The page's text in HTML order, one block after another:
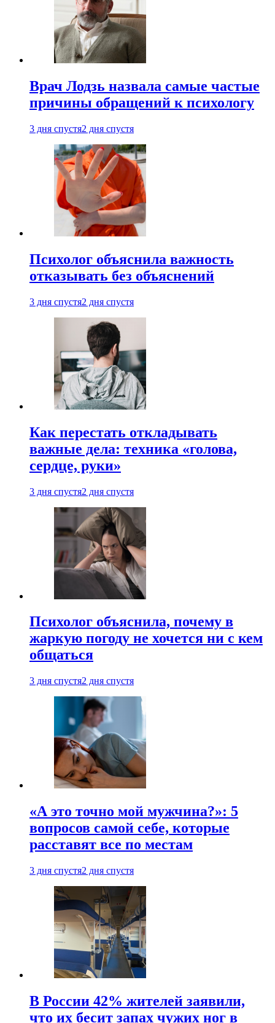
Врач Лодзь назвала самые частые
причины обращений к психологу
3 дня спустя2 дня спустя
Психолог объяснила важность
отказывать без объяснений
3 дня спустя2 дня спустя
Как перестать откладывать
важные дела: техника «голова,
сердце, руки»
3 дня спустя2 дня спустя
Психолог объяснила, почему в
жаркую погоду не хочется ни с кем
общаться
3 дня спустя2 дня спустя
«А это точно мой мужчина?»: 5
вопросов самой себе, которые
расставят все по местам
3 дня спустя2 дня спустя
В России 42% жителей заявили,
что их бесит запах чужих ног в